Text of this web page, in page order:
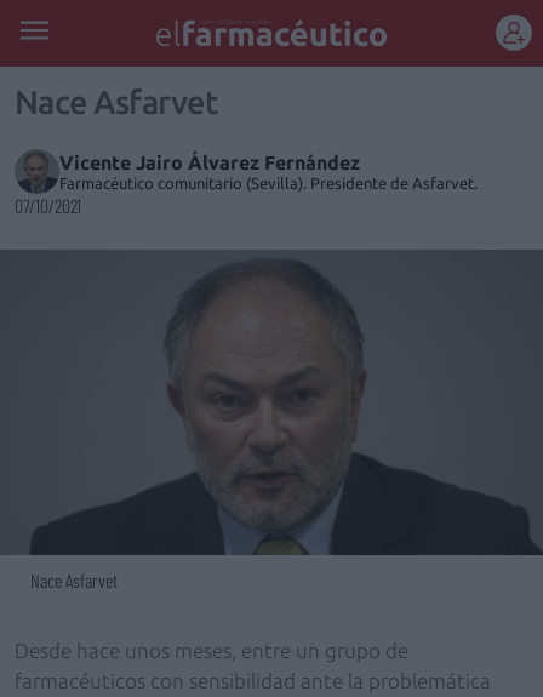
Nace Asfarvet
Vicente Jairo Álvarez Fernández
Farmacéutico comunitario (Sevilla). Presidente de Asfarvet.
07/10/2021
Nace Asfarvet
Desde hace unos meses, entre un grupo de
farmacéuticos con sensibilidad ante la problemática